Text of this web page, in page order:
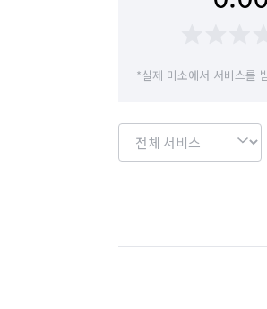
*실제 미소에서 서비스를